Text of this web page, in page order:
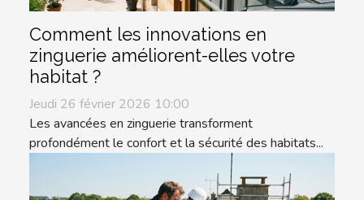
Comment les innovations en
zinguerie améliorent-elles votre
habitat ?
Jeudi 26 février 2026 10:00
Les avancées en zinguerie transforment
profondément le confort et la sécurité des habitats...